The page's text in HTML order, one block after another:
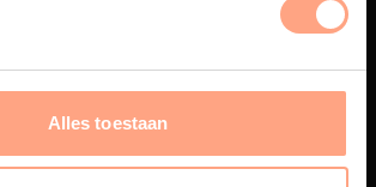
Alles toestaan
inrichting
biedt volledige